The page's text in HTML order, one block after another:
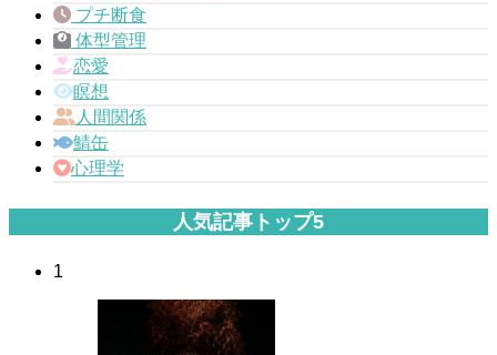
プチ断食
体型管理
恋愛
瞑想
人間関係
鯖缶
心理学
人気記事トップ5
1